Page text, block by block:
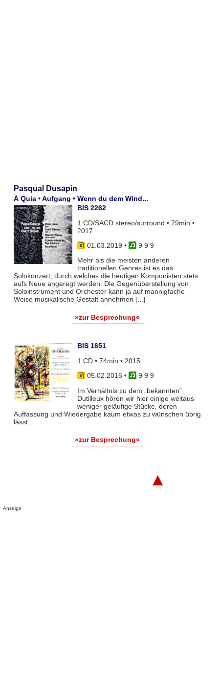
Pasqual Dusapin
À Quia • Aufgang • Wenn du dem Wind...
BIS 2262
1 CD/SACD stereo/surround • 79min •
2017
01.03.2019 •
9 9 9
Mehr als die meisten anderen
traditionellen Genres ist es das
Solokonzert, durch welches die heutigen Komponisten stets
aufs Neue angeregt werden. Die Gegenüberstellung von
Soloinstrument und Orchester kann ja auf mannigfache
Weise musikalische Gestalt annehmen [...]
»zur Besprechung«
BIS 1651
1 CD • 74min • 2015
05.02.2016 •
9 9 9
Im Verhältnis zu dem „bekannten”
Dutilleux hören wir hier einige weitaus
weniger geläufige Stücke, deren
Auffassung und Wiedergabe kaum etwas zu wünschen übrig
lässt.
»zur Besprechung«
▲
Anzeige